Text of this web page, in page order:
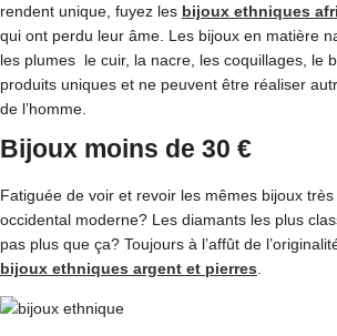
rendent unique, fuyez les bijoux ethniques
qui ont perdu leur âme. Les bijoux en matière
les plumes le cuir, la nacre, les coquillages, le
produits uniques et ne peuvent être réaliser
de l’homme.
Bijoux moins de 30 €
Fatiguée de voir et revoir les mêmes bijoux
occidental moderne? Les diamants les plus
pas plus que ça? Toujours à l’affût de
bijoux ethniques argent et pierres